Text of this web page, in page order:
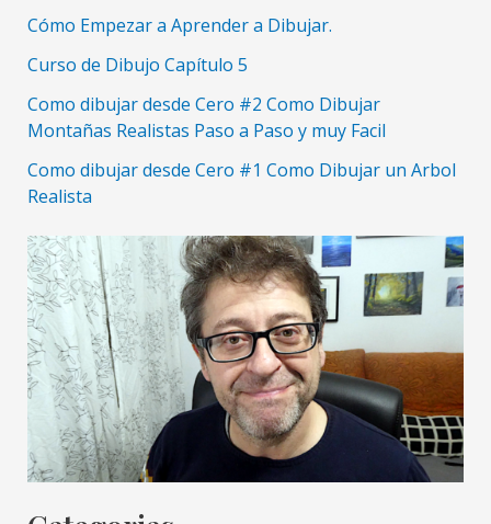
Cómo Empezar a Aprender a Dibujar.
Curso de Dibujo Capítulo 5
Como dibujar desde Cero #2 Como Dibujar
Montañas Realistas Paso a Paso y muy Facil
Como dibujar desde Cero #1 Como Dibujar un Arbol
Realista